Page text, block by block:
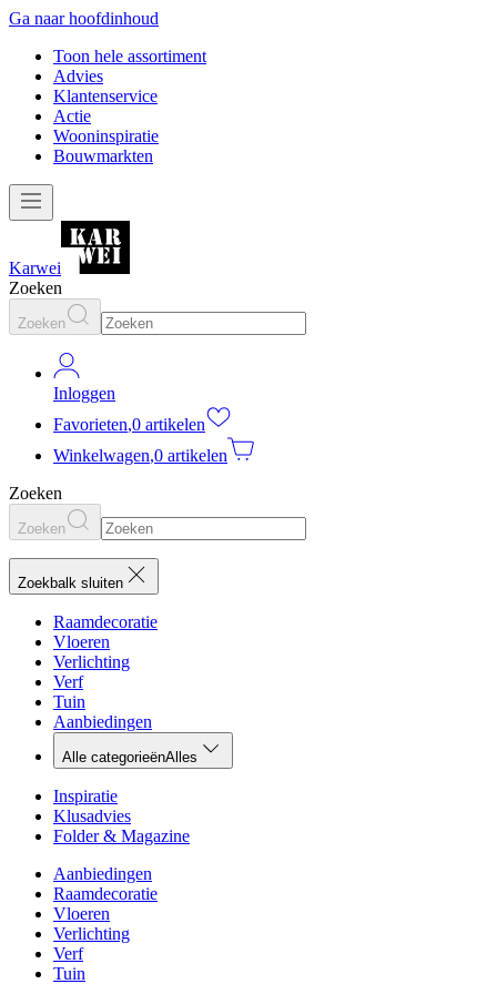
Ga naar hoofdinhoud
Toon hele assortiment
Advies
Klantenservice
Actie
Wooninspiratie
Bouwmarkten
Karwei
Zoeken
Zoeken
Inloggen
Favorieten,0 artikelen
Winkelwagen,0 artikelen
Zoeken
Zoeken
Zoekbalk sluiten
Raamdecoratie
Vloeren
Verlichting
Verf
Tuin
Aanbiedingen
Alle categorieënAlles
Inspiratie
Klusadvies
Folder & Magazine
Aanbiedingen
Raamdecoratie
Vloeren
Verlichting
Verf
Tuin